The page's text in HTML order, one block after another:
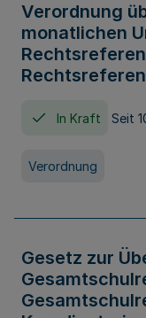
Verordnung
monatlichen
In Kraft Seit
Verordnung
Gesetz zur